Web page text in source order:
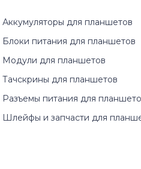
Аккумуляторы для планшетов
Блоки питания для планшетов
Модули для планшетов
Тачскрины для планшетов
Разъемы питания для
Шлейфы и запчасти для